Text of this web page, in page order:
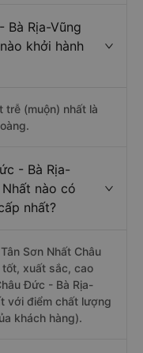
Bà Rịa-Vũng
khởi hành
trễ (muộn) nhất là
- Bà Rịa-
nào có
nhất?
Sơn Nhất Châu
xuất sắc, cao
Đức - Bà Rịa-
với điểm chất lượng
khách hàng).